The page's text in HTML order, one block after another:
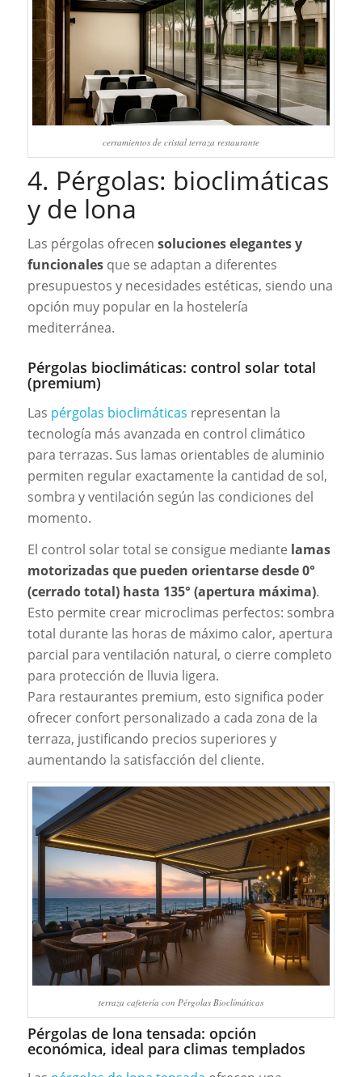
cerramientos de cristal terraza restaurante
4. Pérgolas: bioclimáticas
y de lona
Las pérgolas ofrecen soluciones elegantes y
funcionalesque se adaptan a diferentes
presupuestos y necesidades estéticas, siendo una
opción muy popular en la hostelería
mediterránea.
Pérgolas bioclimáticas: control solar total
(premium)
Las pérgolas bioclimáticas representan la
tecnología más avanzada en control climático
para terrazas. Sus lamas orientables de aluminio
permiten regular exactamente la cantidad de sol,
sombra y ventilación según las condiciones del
momento.
El control solar total se consigue mediante lamas
motorizadas que pueden orientarse desde 0°
(cerrado total) hasta 135° (apertura máxima).
Esto permite crear microclimas perfectos: sombra
total durante las horas de máximo calor, apertura
parcial para ventilación natural, o cierre completo
para protección de lluvia ligera.
Para restaurantes premium, esto significa poder
ofrecer confort personalizado a cada zona de la
terraza, justificando precios superiores y
aumentando la satisfacción del cliente.
terraza cafetería con Pérgolas Bioclímáticas
Pérgolas de lona tensada: opción
económica, ideal para climas templados